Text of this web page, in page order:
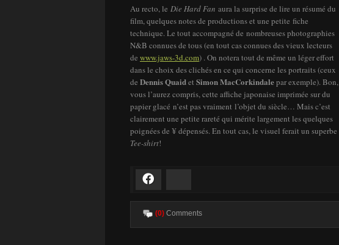
Au recto, le Die Hard Fan aura la surprise de lire un résumé du
film, quelques notes de productions et une petite fiche
technique. Le tout accompagné de nombreuses photographies
N&B connues de tous (en tout cas connues des vieux lecteurs
de www.jaws-3d.com) . On notera tout de même un léger effort
dans le choix des clichés en ce qui concerne les portraits (ceux
de Dennis Quaidet Simon MacCorkindalepar exemple). Bon,
vous l’aurez compris, cette affiche japonaise imprimée sur du
papier glacé n’est pas vraiment l’objet du siècle… Mais c’est
clairement une petite rareté qui mérite largement les quelques
poignées de ¥ dépensés. En tout cas, le visuel ferait un superbe
Tee-shirt!
(0) Comments